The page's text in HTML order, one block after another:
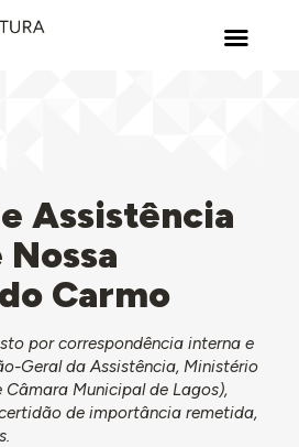
Assistência
Carmo
por correspondência interna e
Geral da Assistência, Ministério
Câmara Municipal de Lagos),
de importância remetida,